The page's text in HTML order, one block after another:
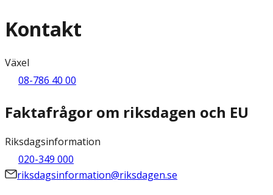
Kontakt
Växel
08-786 40 00
Faktafrågor om riksdagen och EU
Riksdagsinformation
020-349 000
riksdagsinformation@riksdagen.se